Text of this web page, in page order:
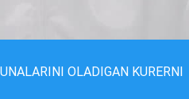
OLADIGAN KURERNI